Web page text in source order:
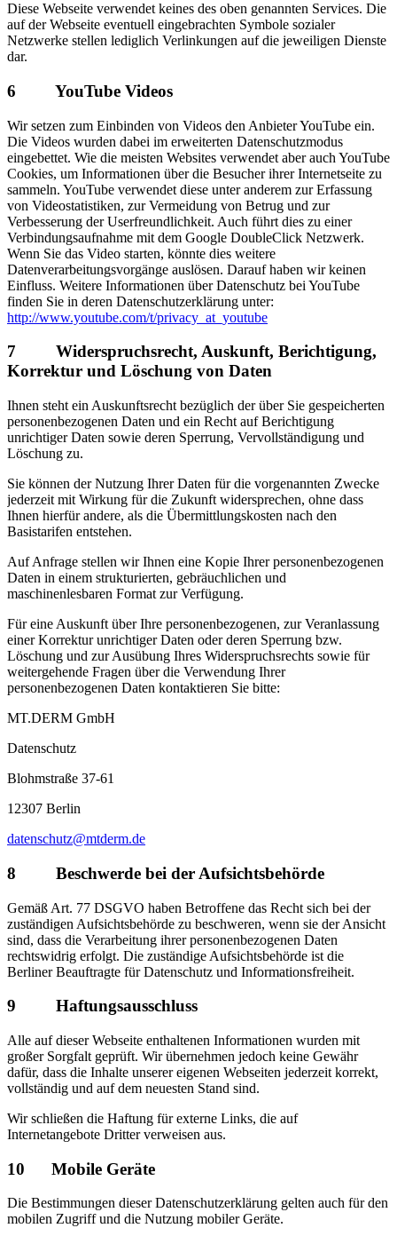
Diese Webseite verwendet keines des oben genannten Services. Die
auf der Webseite eventuell eingebrachten Symbole sozialer
Netzwerke stellen lediglich Verlinkungen auf die jeweiligen Dienste
dar.
6 YouTube Videos
Wir setzen zum Einbinden von Videos den Anbieter YouTube ein.
Die Videos wurden dabei im erweiterten Datenschutzmodus
eingebettet. Wie die meisten Websites verwendet aber auch YouTube
Cookies, um Informationen über die Besucher ihrer Internetseite zu
sammeln. YouTube verwendet diese unter anderem zur Erfassung
von Videostatistiken, zur Vermeidung von Betrug und zur
Verbesserung der Userfreundlichkeit. Auch führt dies zu einer
Verbindungsaufnahme mit dem Google DoubleClick Netzwerk.
Wenn Sie das Video starten, könnte dies weitere
Datenverarbeitungsvorgänge auslösen. Darauf haben wir keinen
Einfluss. Weitere Informationen über Datenschutz bei YouTube
finden Sie in deren Datenschutzerklärung unter:
http://www.youtube.com/t/privacy_at_youtube
7 Widerspruchsrecht, Auskunft, Berichtigung,
Korrektur und Löschung von Daten
Ihnen steht ein Auskunftsrecht bezüglich der über Sie gespeicherten
personenbezogenen Daten und ein Recht auf Berichtigung
unrichtiger Daten sowie deren Sperrung, Vervollständigung und
Löschung zu.
Sie können der Nutzung Ihrer Daten für die vorgenannten Zwecke
jederzeit mit Wirkung für die Zukunft widersprechen, ohne dass
Ihnen hierfür andere, als die Übermittlungskosten nach den
Basistarifen entstehen.
Auf Anfrage stellen wir Ihnen eine Kopie Ihrer personenbezogenen
Daten in einem strukturierten, gebräuchlichen und
maschinenlesbaren Format zur Verfügung.
Für eine Auskunft über Ihre personenbezogenen, zur Veranlassung
einer Korrektur unrichtiger Daten oder deren Sperrung bzw.
Löschung und zur Ausübung Ihres Widerspruchsrechts sowie für
weitergehende Fragen über die Verwendung Ihrer
personenbezogenen Daten kontaktieren Sie bitte:
MT.DERM GmbH
Datenschutz
Blohmstraße 37-61
12307 Berlin
datenschutz@mtderm.de
8 Beschwerde bei der Aufsichtsbehörde
Gemäß Art. 77 DSGVO haben Betroffene das Recht sich bei der
zuständigen Aufsichtsbehörde zu beschweren, wenn sie der Ansicht
sind, dass die Verarbeitung ihrer personenbezogenen Daten
rechtswidrig erfolgt. Die zuständige Aufsichtsbehörde ist die
Berliner Beauftragte für Datenschutz und Informationsfreiheit.
9 Haftungsausschluss
Alle auf dieser Webseite enthaltenen Informationen wurden mit
großer Sorgfalt geprüft. Wir übernehmen jedoch keine Gewähr
dafür, dass die Inhalte unserer eigenen Webseiten jederzeit korrekt,
vollständig und auf dem neuesten Stand sind.
Wir schließen die Haftung für externe Links, die auf
Internetangebote Dritter verweisen aus.
10 Mobile Geräte
Die Bestimmungen dieser Datenschutzerklärung gelten auch für den
mobilen Zugriff und die Nutzung mobiler Geräte.